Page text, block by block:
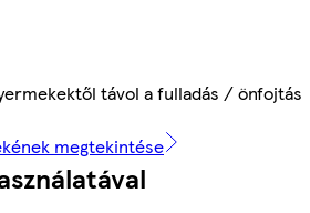
távol a fulladás / önfojtás
megtekintése